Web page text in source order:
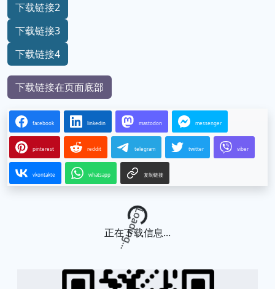
下载链接2
下载链接3
下载链接4
下载链接在页面底部
facebook linkedin mastodon messenger
pinterest reddit telegram twitter viber
vkontakte whatsapp 复制链接
Loading...
正在下载信息...